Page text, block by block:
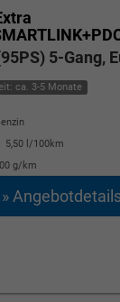
5-Gang,
ca. 3-5 Monate
5,50 l/100km
g/km
»